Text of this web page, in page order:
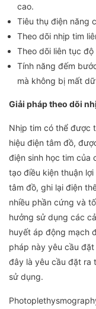
cao.
Tiêu thụ điện năng
Theo dõi nhịp tim
Theo dõi liên tục
Tính năng đếm
mà không bị mất
Giải pháp theo dõi
Nhịp tim có thể được
hiệu điện tâm đồ,
điện sinh học tim của
tạo điều kiện thuận
tâm đồ, ghi lại điện
nhiều phần cứng và
hưởng sử dụng các
huyết áp động mạch
pháp này yêu cầu
đây là yêu cầu đặt ra
sử dụng.